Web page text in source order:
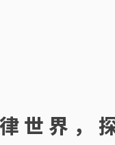
世界，